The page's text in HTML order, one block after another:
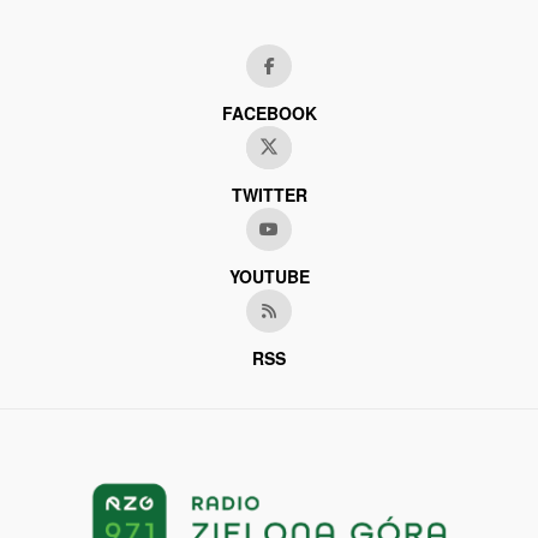
FACEBOOK
TWITTER
YOUTUBE
RSS